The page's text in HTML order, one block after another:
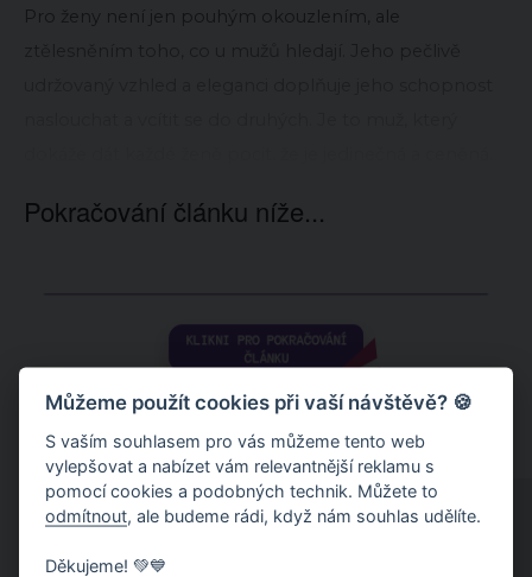
Pro ženy není jen pouhým okouzlením, ale
Pokračování článku níže...
Můžeme použít cookies při vaší návštěvě? 🍪
S vaším souhlasem pro vás můžeme tento web
vylepšovat a nabízet vám relevantnější reklamu s
pomocí cookies a podobných technik. Můžete to
odmítnout, ale budeme rádi, když nám souhlas udělíte.
Děkujeme! 💚💙